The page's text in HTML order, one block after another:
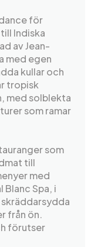
för
Indiska
av Jean-
med egen
kullar och
tropisk
med solblekta
som ramar
som
till
med
Blanc Spa, i
från ön.
förutser